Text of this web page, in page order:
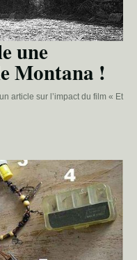
une
Montana !
article sur l’impact du film « Et